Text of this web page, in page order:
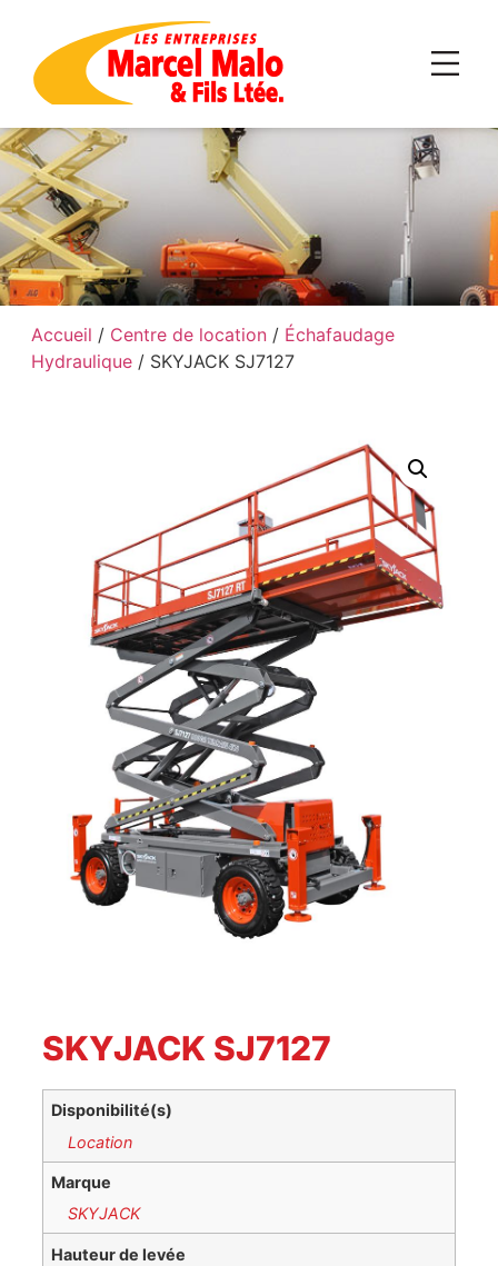
Accueil / Centre de location/ Échafaudage
Hydraulique/ SKYJACK SJ7127
SKYJACK SJ7127
Disponibilité(s)
Location
Marque
SKYJACK
Hauteur de levée